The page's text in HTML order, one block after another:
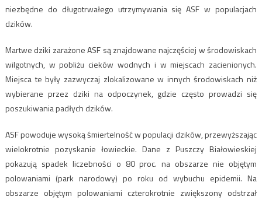
niezbędne do długotrwałego utrzymywania się ASF w populacjach
dzików.
Martwe dziki zarażone ASF są znajdowane najczęściej w środowiskach
wilgotnych, w pobliżu cieków wodnych i w miejscach zacienionych.
Miejsca te były zazwyczaj zlokalizowane w innych środowiskach niż
wybierane przez dziki na odpoczynek, gdzie często prowadzi się
poszukiwania padłych dzików.
ASF powoduje wysoką śmiertelność w populacji dzików, przewyższając
wielokrotnie pozyskanie łowieckie. Dane z Puszczy Białowieskiej
pokazują spadek liczebności o 80 proc. na obszarze nie objętym
polowaniami (park narodowy) po roku od wybuchu epidemii. Na
obszarze objętym polowaniami czterokrotnie zwiększony odstrzał